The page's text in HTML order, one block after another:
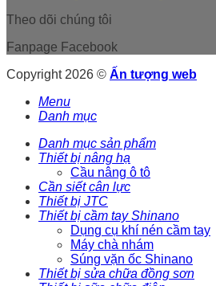
Theo dõi chúng tôi
Fanpage Facebook
Copyright 2026 © Ấn tượng web
Menu
Danh mục
Danh mục sản phẩm
Thiết bị nâng hạ
Cầu nâng ô tô
Cần siết cân lực
Thiết bị JTC
Thiết bị cầm tay Shinano
Dụng cụ khí nén cầm tay
Máy chà nhám
Súng vặn ốc Shinano
Thiết bị sửa chữa đồng sơn